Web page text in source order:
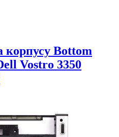
Bottom
Vostro 3350